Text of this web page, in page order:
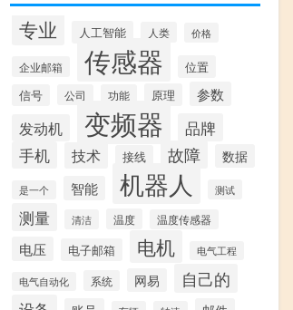
专业 人工智能 人类 价格
企业邮箱 传感器 位置
信号 公司 功能 原理 参数
发动机 变频器 品牌
手机 技术 接线 故障 数据
是一个 智能 机器人 测试
测量 清洁 温度 温度传感器
电压 电子邮箱 电机 电气工程
电气自动化 系统 网易 自己的